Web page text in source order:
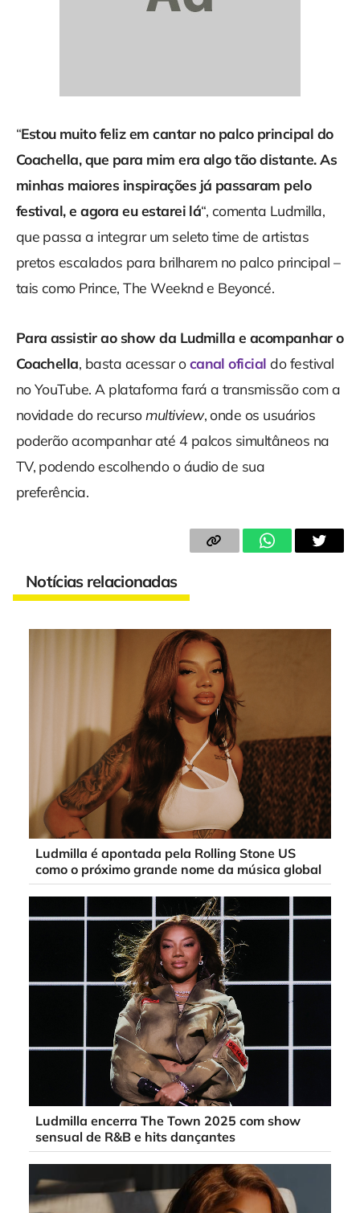
“Estou muito feliz em cantar no palco principal do
Coachella, que para mim era algo tão distante. As
minhas maiores inspirações já passaram pelo
festival, e agora eu estarei lá“, comenta Ludmilla,
que passa a integrar um seleto time de artistas
pretos escalados para brilharem no palco principal –
tais como Prince, The Weeknd e Beyoncé.
Para assistir ao show da Ludmilla e acompanhar o
Coachella, basta acessar ocanal oficial do festival
no YouTube. A plataforma fará a transmissão com a
novidade do recurso multiview, onde os usuários
poderão acompanhar até 4 palcos simultâneos na
TV, podendo escolhendo o áudio de sua
preferência.
Notícias relacionadas
Ludmilla é apontada pela Rolling Stone US
como o próximo grande nome da música global
Ludmilla encerra The Town 2025 com show
sensual de R&B e hits dançantes